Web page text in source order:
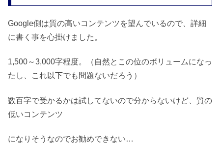
Google側は質の高いコンテンツを望んでいるので、詳細
に書く事を心掛けました。
1,500～3,000字程度。（自然とこの位のボリュームになっ
たし、これ以下でも問題ないだろう）
数百字で受かるかは試してないので分からないけど、質の
低いコンテンツ
になりそうなのでお勧めできない…